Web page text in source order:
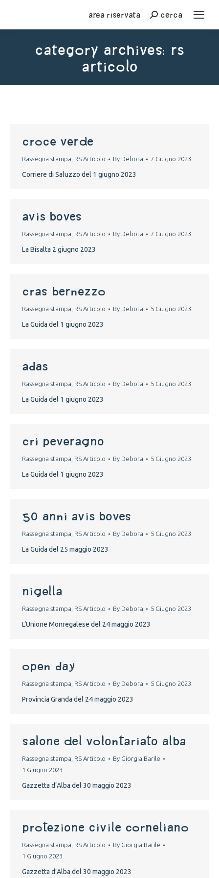
Area riservata Cercacerca
Category Archives: RS
Articolo
croce verde
Rassegna stampa RS Articolo By Debora 7 Giugno 2023
Corriere di Saluzzo del 1 giugno 2023
avis Boves
Rassegna stampa RS Articolo By Debora 7 Giugno 2023
La Bisalta 2 giugno 2023
Cras Bernezzo
Rassegna stampa RS Articolo By Debora 5 Giugno 2023
La Guida del 1 giugno 2023
Adas
Rassegna stampa RS Articolo By Debora 5 Giugno 2023
La Guida del 1 giugno 2023
cri peveragno
Rassegna stampa RS Articolo By Debora 5 Giugno 2023
La Guida del 1 giugno 2023
50 anni avis boves
Rassegna stampa RS Articolo By Debora 5 Giugno 2023
La Guida del 25 maggio 2023
nigella
Rassegna stampa RS Articolo By Debora 5 Giugno 2023
L’Unione Monregalese del 24 maggio 2023
open day
Rassegna stampa RS Articolo By Debora 5 Giugno 2023
Provincia Granda del 24 maggio 2023
salone del volontariato alba
Rassegna stampa RS Articolo By Giorgia Barile
1 Giugno 2023
Gazzetta d’Alba del 30 maggio 2023
protezione civile corneliano
Rassegna stampa RS Articolo By Giorgia Barile
1 Giugno 2023
Gazzetta d’Alba del 30 maggio 2023